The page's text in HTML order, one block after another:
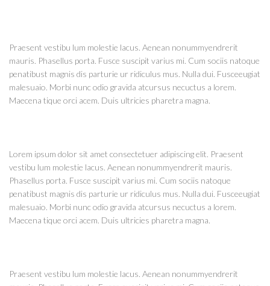
Praesent vestibu lum molestie lacus. Aenean nonummyendrerit
mauris. Phasellus porta. Fusce suscipit varius mi. Cum sociis natoque
penatibust magnis dis parturie ur ridiculus mus. Nulla dui. Fusceeugiat
malesuaio. Morbi nunc odio gravida atcursus necuctus a lorem.
Maecena tique orci acem. Duis ultricies pharetra magna.
Lorem ipsum dolor sit amet consectetuer adipiscing elit. Praesent
vestibu lum molestie lacus. Aenean nonummyendrerit mauris.
Phasellus porta. Fusce suscipit varius mi. Cum sociis natoque
penatibust magnis dis parturie ur ridiculus mus. Nulla dui. Fusceeugiat
malesuaio. Morbi nunc odio gravida atcursus necuctus a lorem.
Maecena tique orci acem. Duis ultricies pharetra magna.
Praesent vestibu lum molestie lacus. Aenean nonummyendrerit